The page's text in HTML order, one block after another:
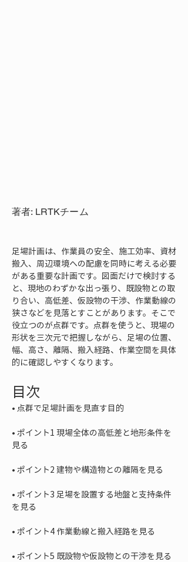
著者: LRTKチーム
足場計画は、作業員の安全、施工効率、資材
搬入、周辺環境への配慮を同時に考える必要
がある重要な計画です。図面だけで検討する
と、現地のわずかな出っ張り、既設物との取
り合い、高低差、仮設物の干渉、作業動線の
狭さなどを見落とすことがあります。そこで
役立つのが点群です。点群を使うと、現場の
形状を三次元で把握しながら、足場の位置、
幅、高さ、離隔、搬入経路、作業空間を具体
的に確認しやすくなります。
目次
•
• ポイント1 現場全体の高低差と地形条件を
•
• ポイント3 足場を設置する地盤と支持条件
•
•